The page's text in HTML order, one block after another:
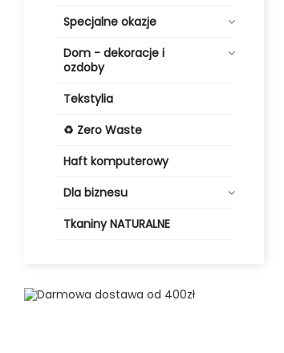
Specjalne okazje
Dom - dekoracje i
ozdoby
Tekstylia
♻️ Zero Waste
Haft komputerowy
Dla biznesu
Tkaniny NATURALNE